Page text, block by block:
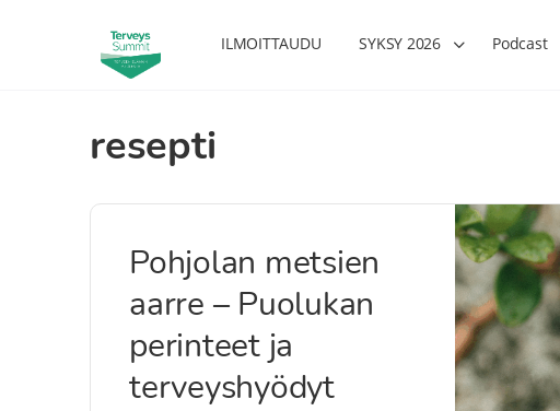
ILMOITTAUDU SYKSY 2026 Podcast
resepti
Pohjolan metsien
aarre – Puolukan
perinteet ja
terveyshyödyt